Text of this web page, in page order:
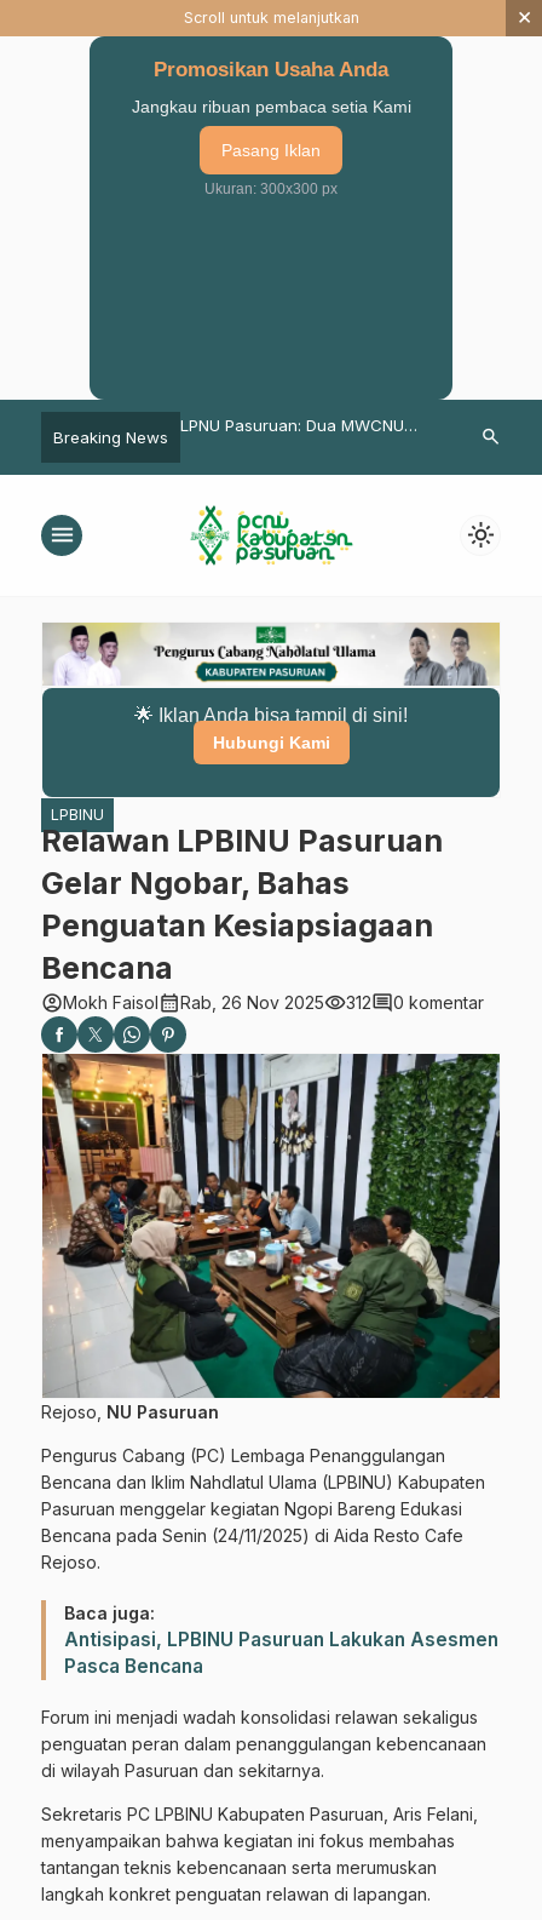
Scroll untuk melanjutkan ×
Promosikan Usaha Anda
Jangkau ribuan pembaca setia Kami
Pasang Iklan
Ukuran: 300x300 px
Breaking News
Tradisi NU
LPNU Pasuruan: Dua MWCNU
Menandai
search
menu light_mode
🌟 Iklan Anda bisa tampil di sini!
Hubungi Kami
LPBINU
Relawan LPBINU Pasuruan
Gelar Ngobar, Bahas
Penguatan Kesiapsiagaan
Bencana
account_circleMokh Faisolcalendar_monthRab, 26 Nov 2025visibility312comment0 komentar
Rejoso, NU Pasuruan
Pengurus Cabang (PC) Lembaga Penanggulangan
Bencana dan Iklim Nahdlatul Ulama (LPBINU) Kabupaten
Pasuruan menggelar kegiatan Ngopi Bareng Edukasi
Bencana pada Senin (24/11/2025) di Aida Resto Cafe
Rejoso.
Baca juga:
Antisipasi, LPBINU Pasuruan Lakukan Asesmen
Pasca Bencana
Forum ini menjadi wadah konsolidasi relawan sekaligus
penguatan peran dalam penanggulangan kebencanaan
di wilayah Pasuruan dan sekitarnya.
Sekretaris PC LPBINU Kabupaten Pasuruan, Aris Felani,
menyampaikan bahwa kegiatan ini fokus membahas
tantangan teknis kebencanaan serta merumuskan
langkah konkret penguatan relawan di lapangan.